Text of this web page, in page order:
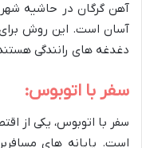
آهن گرگان در حاشیه شهر
آسان است. این روش
دغدغه های رانندگی
سفر با اتوبوس:
سفر با اتوبوس، یکی از
است. پایانه های